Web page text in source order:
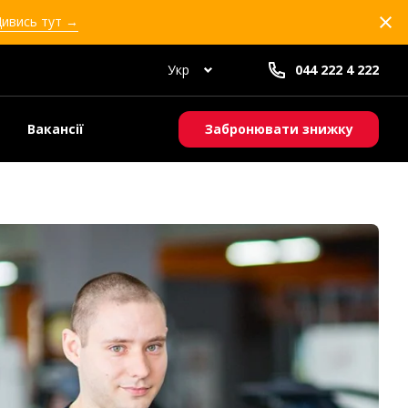
тут →
Укр 044 222 4 222
Вакансії Забронювати знижку